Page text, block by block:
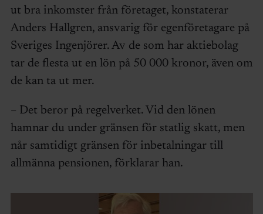
ut bra inkomster från företaget, konstaterar
Anders Hallgren, ansvarig för egenföretagare på
Sveriges Ingenjörer. Av de som har aktiebolag
tar de flesta ut en lön på 50 000 kronor, även om
de kan ta ut mer.
– Det beror på regelverket. Vid den lönen
hamnar du under gränsen för statlig skatt, men
når samtidigt gränsen för inbetalningar till
allmänna pensionen, förklarar han.